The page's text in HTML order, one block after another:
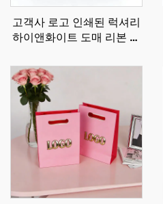
고객사 로고 인쇄된 럭셔리
하이앤화이트 도매 리본 손
리 쇼핑백 로고 포함